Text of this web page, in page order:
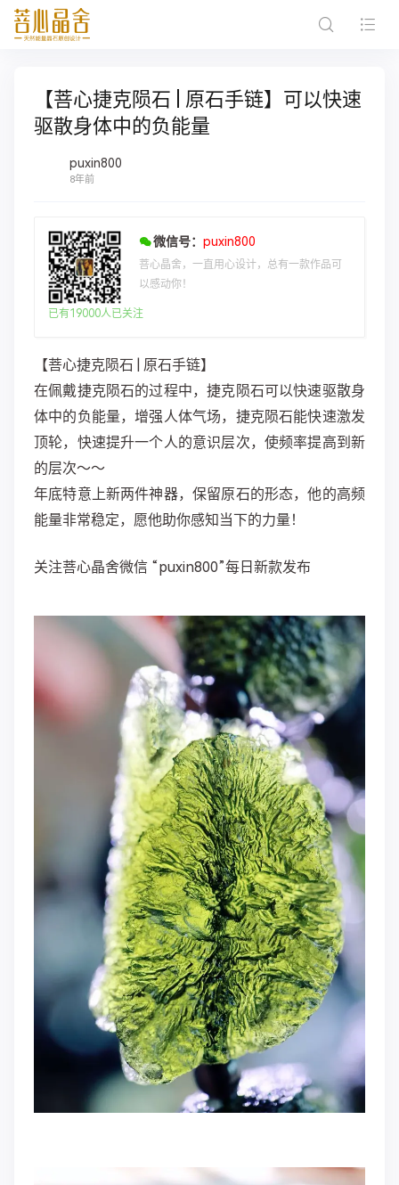
【菩心捷克陨石 | 原石手链】可以快速
驱散身体中的负能量
puxin800
8年前
微信号： puxin800
菩心晶舍，一直用心设计，总有一款作品可
以感动你！
已有19000人已关注
【菩心捷克陨石 | 原石手链】
在佩戴捷克陨石的过程中，捷克陨石可以快速驱散身
体中的负能量，增强人体气场，捷克陨石能快速激发
顶轮，快速提升一个人的意识层次，使频率提高到新
的层次～～
年底特意上新两件神器，保留原石的形态，他的高频
能量非常稳定，愿他助你感知当下的力量！
关注菩心晶舍微信 “puxin800”每日新款发布